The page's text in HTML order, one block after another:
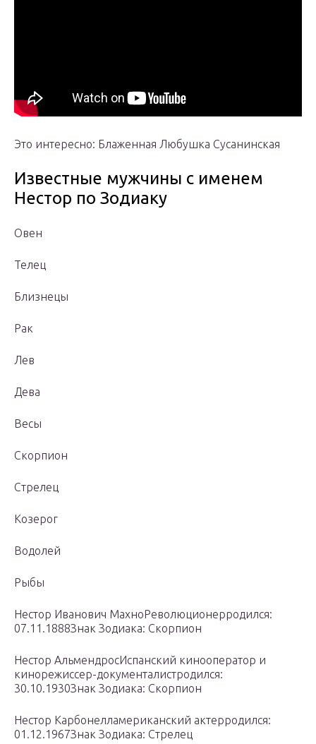
Это интересно: Блаженная Любушка Сусанинская
Известные мужчины с именем
Нестор по Зодиаку
Овен
Телец
Близнецы
Рак
Лев
Дева
Весы
Скорпион
Стрелец
Козерог
Водолей
Рыбы
Нестор Иванович МахноРеволюционерродился:
07.11.1888Знак Зодиака: Скорпион
Нестор АльмендросИспанский кинооператор и
кинорежиссер-документалистродился:
30.10.1930Знак Зодиака: Скорпион
Нестор Карбонелламериканский актерродился:
01.12.1967Знак Зодиака: Стрелец